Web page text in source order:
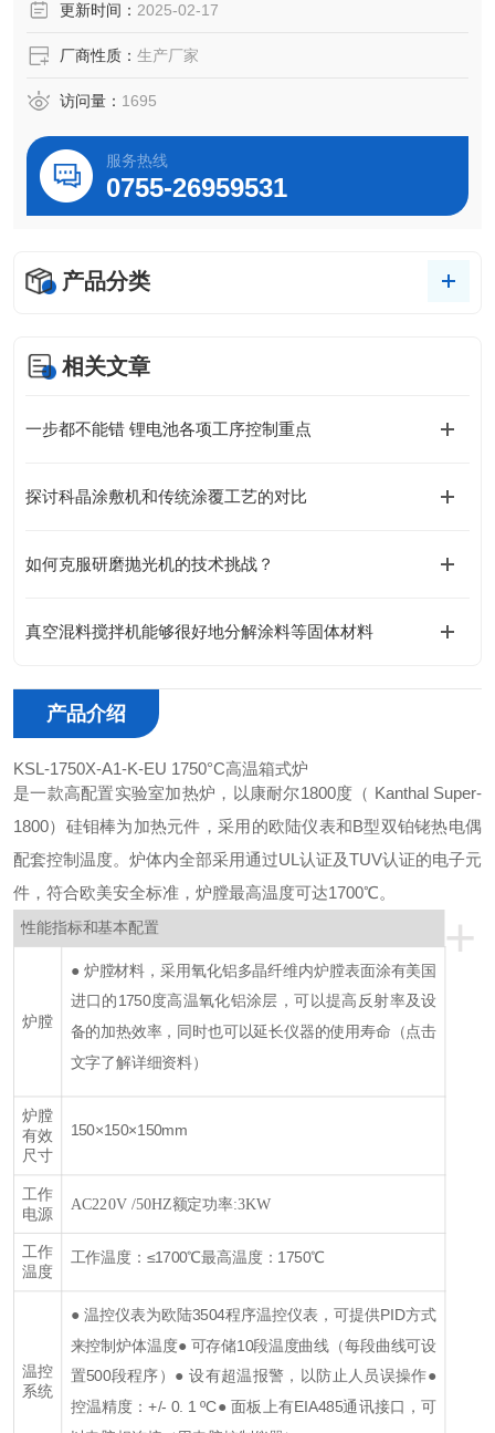
更新时间： 2025-02-17
厂商性质： 生产厂家
访问量： 1695
服务热线
0755-26959531
产品分类
相关文章
一步都不能错 锂电池各项工序控制重点
探讨科晶涂敷机和传统涂覆工艺的对比
如何克服研磨抛光机的技术挑战？
真空混料搅拌机能够很好地分解涂料等固体材料
产品介绍
KSL-1750X-A1-K-EU 1750°C高温箱式炉
是一款高配置实验室加热炉，以康耐尔1800度（ Kanthal Super-
1800）硅钼棒为加热元件，采用 的欧陆仪表和B型双铂铑热电偶
配套控制温度。炉体内全部采用通过UL认证及TUV认证的电子元
件，符合欧美安全标准，炉膛最高温度可达1700℃。
+
性能指标和基本配置
炉膛
● 炉膛材料，采用氧化铝多晶纤维内炉膛表面涂有美国
进口的1750度高温氧化铝涂层，可以提高反射率及设
备的加热效率，同时也可以延长仪器的使用寿命（点击
文字了解详细资料）
炉膛
有效
尺寸
150×150×150mm
工作
电源
AC220V /50HZ额定功率:3KW
工作
温度
工作温度：≤1700℃最高温度：1750℃
温控
系统
● 温控仪表为欧陆3504程序温控仪表，可提供PID方式
来控制炉体温度● 可存储10段温度曲线（每段曲线可设
置500段程序） ● 设有超温报警，以防止人员误操作●
控温精度：+/- 0. 1 ºC● 面板上有EIA485通讯接口，可